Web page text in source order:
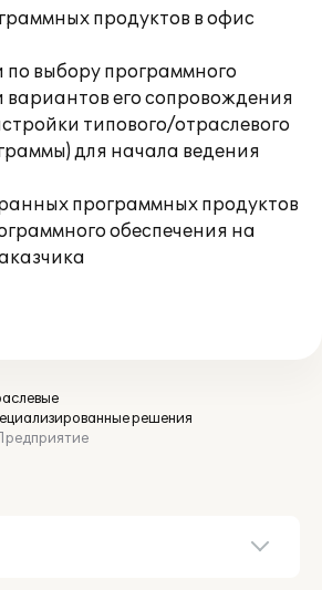
продуктов в офис
по выбору программного
вариантов его сопровождения
типового/отраслевого
для начала ведения
программных продуктов
обеспечения на
решения